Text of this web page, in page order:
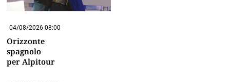
04/08/2026 08:00
Orizzonte
spagnolo
per Alpitour